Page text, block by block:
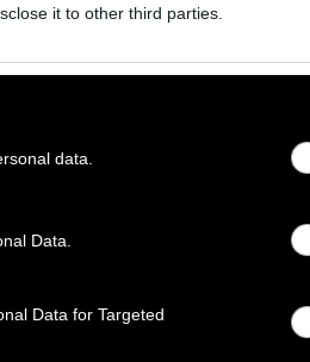
it to other third parties.
data.
Data.
Data for Targeted